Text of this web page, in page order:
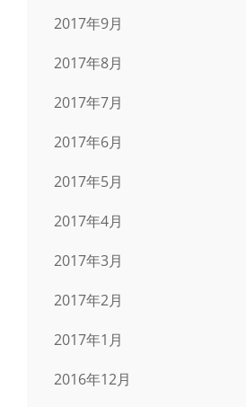
2017年9月
2017年8月
2017年7月
2017年6月
2017年5月
2017年4月
2017年3月
2017年2月
2017年1月
2016年12月